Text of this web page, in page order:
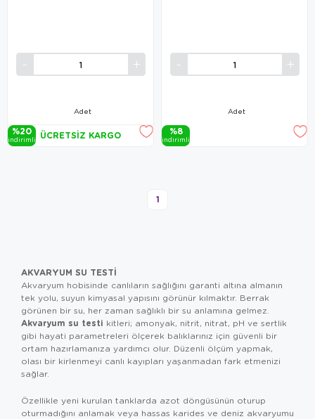
Adet
%20
i̇ndi̇ri̇mli̇ ÜCRETSIZ KARGO
Adet
%8
i̇ndi̇ri̇mli̇
1
AKVARYUM SU TESTI
Akvaryum hobisinde canlıların sağlığını garanti altına almanın
tek yolu, suyun kimyasal yapısını görünür kılmaktır. Berrak
görünen bir su, her zaman sağlıklı bir su anlamına gelmez.
Akvaryum su testi kitleri; amonyak, nitrit, nitrat, pH ve sertlik
gibi hayati parametreleri ölçerek balıklarınız için güvenli bir
ortam hazırlamanıza yardımcı olur. Düzenli ölçüm yapmak,
olası bir kirlenmeyi canlı kayıpları yaşanmadan fark etmenizi
sağlar.
Özellikle yeni kurulan tanklarda azot döngüsünün oturup
oturmadığını anlamak veya hassas karides ve deniz akvaryumu